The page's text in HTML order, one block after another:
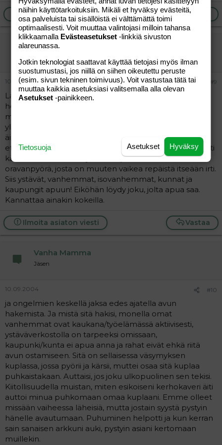
Vastaa
Ilmoita asiaton viesti
äiti79
10.09.2004 #9
Lapsen kasvatus on rankkaa työtä, joka koettelee usein
hermoja varmasti jokaisella äidillä/huoltajalla! Siihen saa
myös apua, jos vain viitsii ottaa asioista selvää, niellä
ylpeytensä ja pyytää. Monesta kirjoituksesta käy ilmi
äitien todella taistelevan jaksamisensa rajamailla. Miksi
ette pyydä apua tilanteeseenne??? Siitä todennäköisesti
kärsii itsenne lisäksi myös muu perhe. Lisäksi se on
oravanpyörä, josta on muuten vaikea repäistä itseään irti.
Siis ystävät, vanhemmat, isovanhemmat, kunnat ja
kaupungit apuun! Eiköhän löydy joku, jolta apua saa.
Kannattaa ainakin kokeilla.
Vastaa
Ilmoita asiaton viesti
Vanha Mamma
Jäsen
10.09.2004 #10
ja ongelmien keskellä jaksa edes ajatella avun
hakemista. Ja mistä sitä hakisi, monella omat
vanhemmat ovat kaukana/työelämässä aktiivisesti,
ystäväverkostolla on tarpeeksi omissaan,
kaupunki/kunta ei apua anna ja rahat eivät ehkä riitä
avun ostamiseen. Sitä on sellaisessa väsymyksen
kuplassa, jossa pyörii ja kärsii, muttei osaa sitä kuplaa
puhkaistakaan. Auttaisi, jos joku ulkopuolinen sen tekisi.
Kiitollisuudella muistan, miten esikoiseni kerhokaveri äiti
auttoi minua puhkomaan omaa kuplaani. Emme olleet
missään vaiheessa läheisiä, mutta jostain syystä pystyin
hänelle avautumaan. Puhuminen helpotti ja kun kerran
sain sanaisen arkkuni auki, pystyin asiani kertomaan
muillekin.
näihin käyttötarkoituksiin. Mikäli et hyväksy evästeitä,
osa palveluista tai sisällöistä ei välttämättä toimi
optimaalisesti. Voit muuttaa valintojasi milloin tahansa
klikkaamalla Evästeasetukset -linkkiä sivuston
alareunassa.
Jotkin teknologiat saattavat käyttää tietojasi myös ilman
suostumustasi, jos niillä on siihen oikeutettu peruste
(esim. sivun tekninen toimivuus). Voit vastustaa tätä tai
muuttaa kaikkia asetuksiasi valitsemalla alla olevan
Asetukset -painikkeen.
Hyväksy
Asetukset
Tietosuoja